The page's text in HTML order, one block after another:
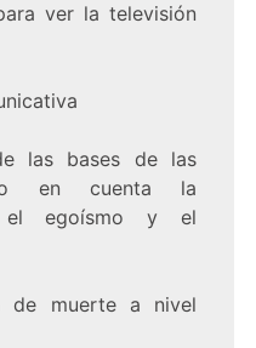
ver la televisión
las bases de las
en cuenta la
el egoísmo y el
de muerte a nivel